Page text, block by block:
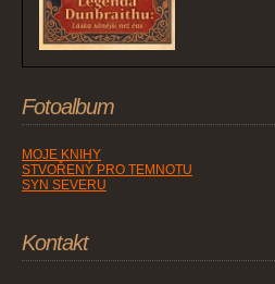
Fotoalbum
MOJE KNIHY
STVOŘENÝ PRO TEMNOTU
SYN SEVERU
Kontakt